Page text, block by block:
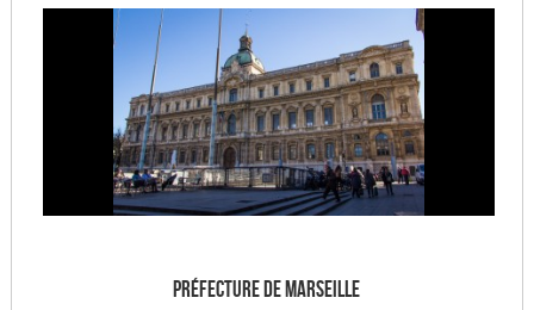
Préfecture de Marseille